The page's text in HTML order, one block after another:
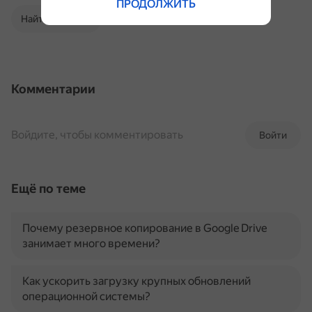
Найти в Поиске
Комментарии
Войти
Войдите, чтобы комментировать
Ещё по теме
Почему резервное копирование в Google Drive
занимает много времени?
Как ускорить загрузку крупных обновлений
операционной системы?
ПРОДОЛЖИТЬ